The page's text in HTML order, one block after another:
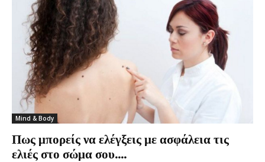
Mind & Body
Πως μπορείς να ελέγξεις με ασφάλεια τις
ελιές στο σώμα σου....